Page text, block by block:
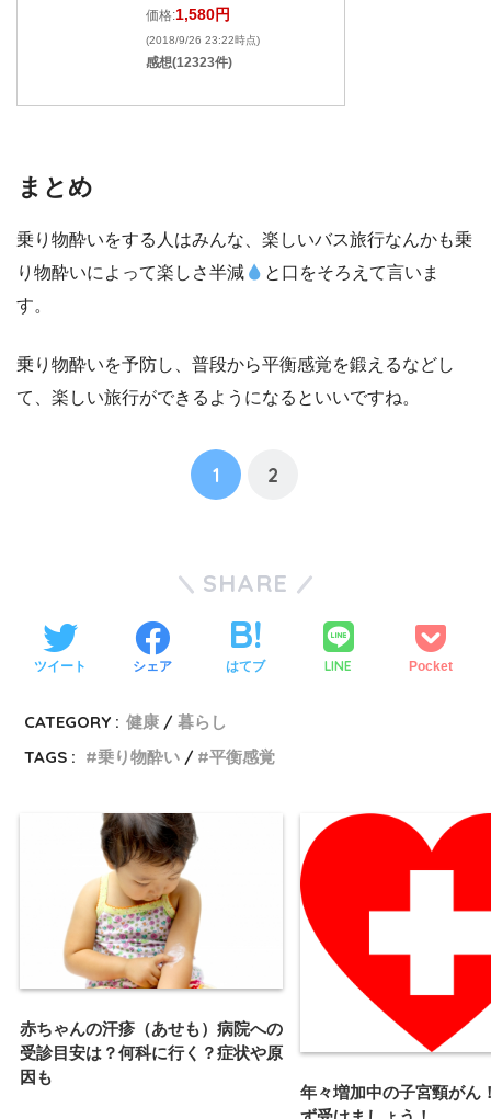
価格:1,580円
(2018/9/26 23:22時点)
感想(12323件)
まとめ
乗り物酔いをする人はみんな、楽しいバス旅行なんかも乗
り物酔いによって楽しさ半減
と口をそろえて言いま
す。
乗り物酔いを予防し、普段から平衡感覚を鍛えるなどし
て、楽しい旅行ができるようになるといいですね。
1 2
SHARE
ツイート シェア はてブ LINE Pocket
CATEGORY : 健康
暮らし
TAGS :
乗り物酔い 平衡感覚
赤ちゃんの汗疹（あせも）病院への
受診目安は？何科に行く？症状や原
因も
年々増加中の子宮頸がん